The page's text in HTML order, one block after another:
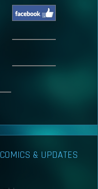
COMICS & UPDATES